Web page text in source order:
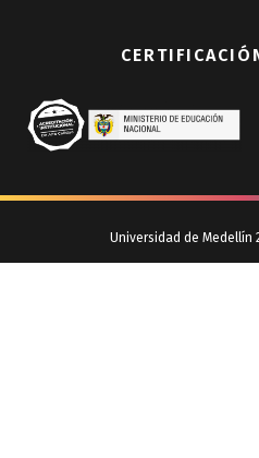
Universidad de Medellín